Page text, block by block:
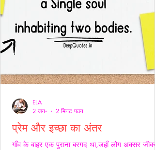
प्रेम और इच्छा का अंतर
गाँव के बाहर एक पुराना बरगद था,जहाँ लोग अक्सर जीवन
ELA
2 जन॰
2 मिनट पठन